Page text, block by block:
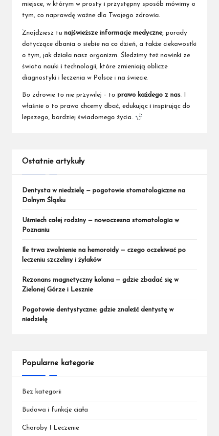
miejsce, w którym w prosty i przystępny sposób mówimy o
tym, co naprawdę ważne dla Twojego zdrowia.
Znajdziesz tu najświeższe informacje medyczne, porady
dotyczące dbania o siebie na co dzień, a także ciekawostki
o tym, jak działa nasz organizm. Śledzimy też nowinki ze
świata nauki i technologii, które zmieniają oblicze
diagnostyki i leczenia w Polsce i na świecie.
Bo zdrowie to nie przywilej – to prawo każdego z nas. I
właśnie o to prawo chcemy dbać, edukując i inspirując do
lepszego, bardziej świadomego życia.
Ostatnie artykuły
Dentysta w niedzielę — pogotowie stomatologiczne na
Dolnym Śląsku
Uśmiech całej rodziny — nowoczesna stomatologia w
Poznaniu
Ile trwa zwolnienie na hemoroidy — czego oczekiwać po
leczeniu szczeliny i żylaków
Rezonans magnetyczny kolana — gdzie zbadać się w
Zielonej Górze i Lesznie
Pogotowie dentystyczne: gdzie znaleźć dentystę w
niedzielę
Popularne kategorie
Bez kategorii
Budowa i funkcje ciała
Choroby I Leczenie